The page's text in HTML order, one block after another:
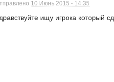
10 Июнь 2015 - 14:35
ищу игрока который